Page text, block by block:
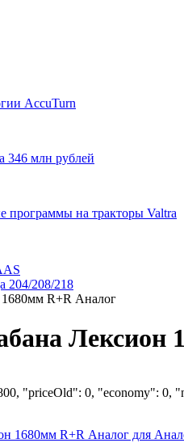
AccuTurn
346 млн рублей
программы на тракторы Valtra
204/208/218
1680мм R+R Аналог
"priceOld": 0, "economy": 0,